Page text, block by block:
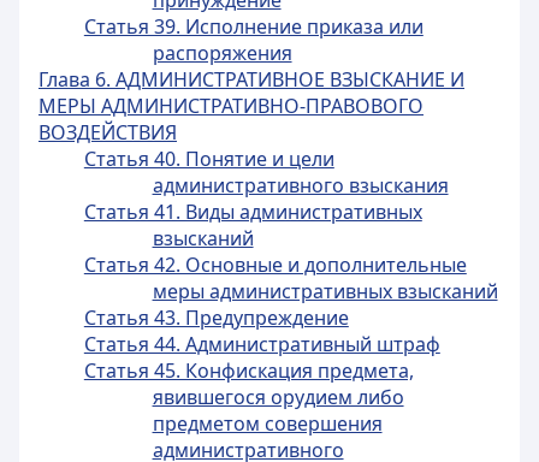
Статья 39. Исполнение приказа или
распоряжения
Глава 6. АДМИНИСТРАТИВНОЕ ВЗЫСКАНИЕ И
МЕРЫ АДМИНИСТРАТИВНО-ПРАВОВОГО
ВОЗДЕЙСТВИЯ
Статья 40. Понятие и цели
административного взыскания
Статья 41. Виды административных
взысканий
Статья 42. Основные и дополнительные
меры административных взысканий
Статья 43. Предупреждение
Статья 44. Административный штраф
Статья 45. Конфискация предмета,
явившегося орудием либо
предметом совершения
административного